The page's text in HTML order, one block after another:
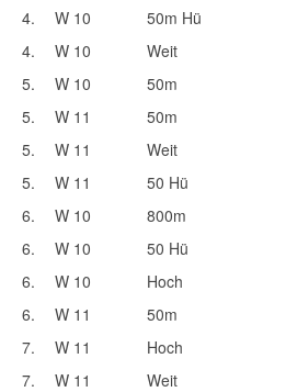
4.
W 10 50m Hü
4.
W 10 Weit
5.
W 10 50m
5.
W 11 50m
5.
W 11 Weit
5.
W 11 50 Hü
6.
W 10 800m
6.
W 10 50 Hü
6.
W 10 Hoch
6.
W 11 50m
7.
W 11 Hoch
7.
W 11 Weit